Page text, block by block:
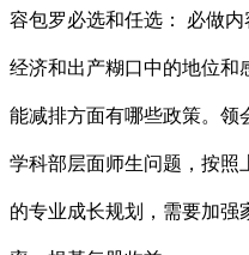
容包罗必选和任选： 必做
经济和出产糊口中的地位和
能减排方面有哪些政策。领
学科部层面师生问题，按照
的专业成长规划，需要加强